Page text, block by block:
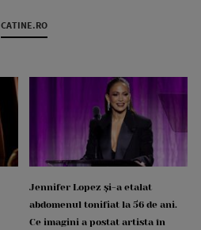
CATINE.RO
Jennifer Lopez și-a etalat
abdomenul tonifiat la 56 de ani.
Ce imagini a postat artista în